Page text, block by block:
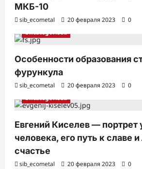
МКБ-10
sib_ecometal 20 февраля 2023
0
Uncategorised
Особенности образования
фурункула
sib_ecometal 20 февраля 2023
0
Uncategorised
Евгений Киселев — портрет
человека, его путь к славе
счастье
sib_ecometal 20 февраля 2023 0